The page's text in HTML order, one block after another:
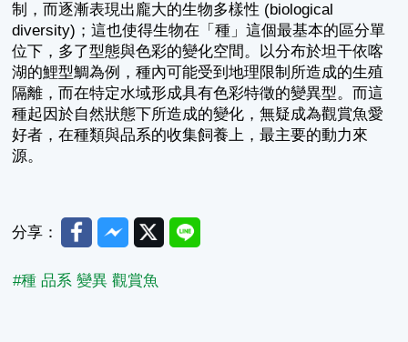
制，而逐漸表現出龐大的生物多樣性 (biological
diversity)；這也使得生物在「種」這個最基本的區分單
位下，多了型態與色彩的變化空間。以分布於坦干依喀
湖的鯉型鯛為例，種內可能受到地理限制所造成的生殖
隔離，而在特定水域形成具有色彩特徵的變異型。而這
種起因於自然狀態下所造成的變化，無疑成為觀賞魚愛
好者，在種類與品系的收集飼養上，最主要的動力來
源。
分享： FacebookMessenger
TwitterLine
#種 品系 變異 觀賞魚